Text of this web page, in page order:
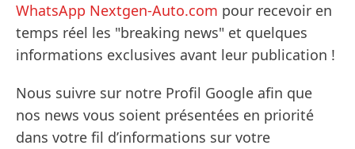
WhatsApp Nextgen-Auto.com pour recevoir en
temps réel les "breaking news" et quelques
informations exclusives avant leur publication !
Nous suivre sur notre Profil Google afin que
nos news vous soient présentées en priorité
dans votre fil d’informations sur votre